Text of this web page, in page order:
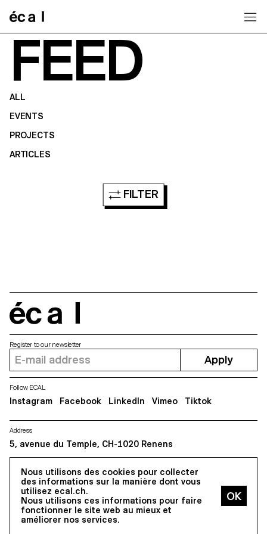
FEED
ALL
EVENTS
PROJECTS
ARTICLES
FILTER
Nous utilisons des cookies pour collecter
des informations sur la manière dont vous
utilisez ecal.ch.
Nous utilisons ces informations pour faire
fonctionner le site web au mieux et
améliorer nos services.
Address
5, avenue du Temple, CH-1020 Renens
Register to our newsletter
Apply
Follow ECAL
Instagram Facebook LinkedIn Vimeo Tiktok
All Rights reserved @2026
Contact Impressum Hub Press